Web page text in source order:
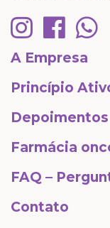
A Empresa
Princípio
Depoimentos
Farmácia
FAQ –
Contato